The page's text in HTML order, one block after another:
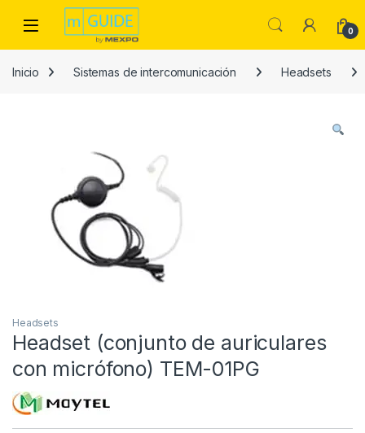
Skip to navigation
Skip to content
Open 0
Inicio Sistemas de intercomunicación Headsets
Headsets
Headset (conjunto de auriculares
con micrófono) TEM-01PG